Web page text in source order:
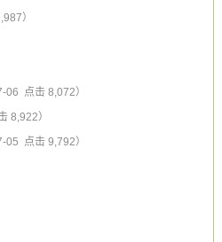
）
06 点击 8,072）
8,922）
05 点击 9,792）